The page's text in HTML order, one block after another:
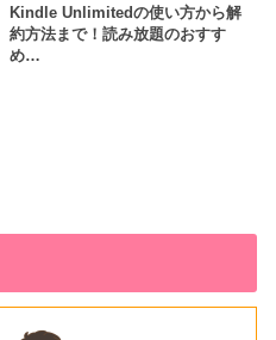
Kindle Unlimitedの使い方から解
約方法まで！読み放題のおすす
め…